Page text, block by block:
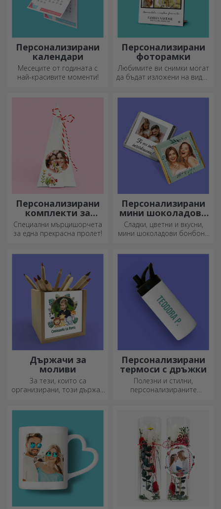
Персонализирани
календари
Месеците от годината с
най-красивите моменти!
Персонализирани
фоторамки
Любимите ви снимки могат
да бъдат изложени на видно
Персонализирани
комплекти за
засаждане на
пирамидални
цветя
Специални мърцишорчета
за една прекрасна пролет!
Персонализирани
мини шоколадови
бонбони
Сладки, цветни и вкусни,
мини шоколадови бонбони
идеални за всеки любител
на шоколада.
Държачи за
моливи
За тези, които са
организирани, този държач
Персонализирани
термоси с дръжки
Полезни и стилни,
персонализираните